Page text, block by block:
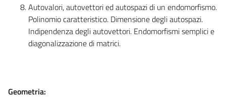
Autovalori, autovettori ed autospazi di un endomorfismo.
Polinomio caratteristico. Dimensione degli autospazi.
Indipendenza degli autovettori. Endomorfismi semplici e
diagonalizzazione di matrici.
Geometria: